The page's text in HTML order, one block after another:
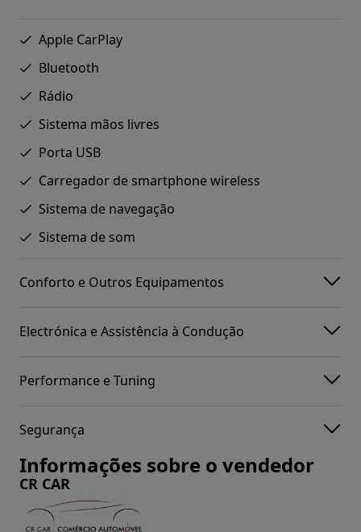
Apple CarPlay
Bluetooth
Rádio
Sistema mãos livres
Porta USB
Carregador de smartphone wireless
Sistema de navegação
Sistema de som
Conforto e Outros Equipamentos
Electrónica e Assistência à Condução
Performance e Tuning
Segurança
Informações sobre o vendedor
CR CAR